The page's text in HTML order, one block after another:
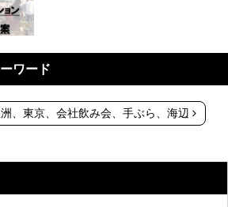
ワード
、東京、会社飲み会、手ぶら、海辺